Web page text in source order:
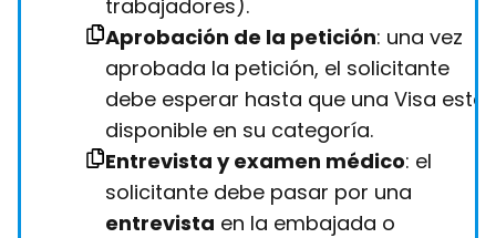
trabajadores).
Aprobación de la petición: una vez
aprobada la petición, el solicitante
debe esperar hasta que una Visa esté
disponible en su categoría.
Entrevista y examen médico: el
solicitante debe pasar por una
entrevista en la embajada o